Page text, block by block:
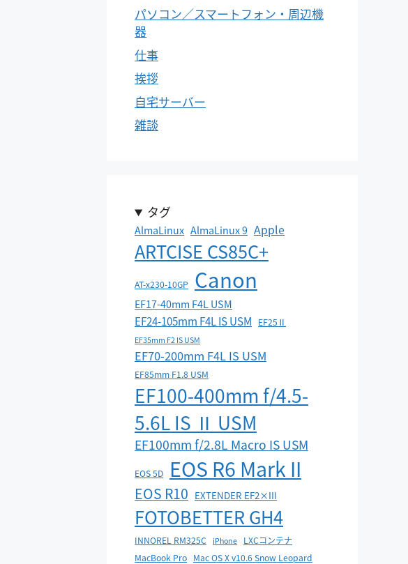
パソコン／スマートフォン・周辺機
器
仕事
挨拶
自宅サーバー
雑談
タグ
AlmaLinux AlmaLinux 9 Apple
ARTCISE CS85C+
AT-x230-10GP Canon
EF17-40mm F4L USM
EF24-105mm F4L IS USM EF25Ⅱ
EF35mm F2 IS USM
EF70-200mm F4L IS USM
EF85mm F1.8 USM
EF100-400mm f/4.5-
5.6L IS Ⅱ USM
EF100mm f/2.8L Macro IS USM
EOS 5D EOS R6 Mark II
EOS R10 EXTENDER EF2×III
FOTOBETTER GH4
INNOREL RM325C iPhone
LXCコンテナ
MacBook Pro Mac OS X v10.6 Snow Leopard